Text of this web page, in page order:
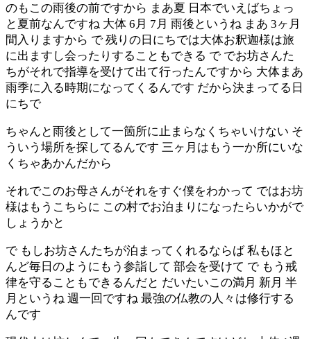
のもこの雨後の前ですから まあ夏 日本でいえばちょっ
と夏前なんですね 大体 6月 7月 雨後というね まあ 3ヶ月
間入りますから で 残りの日にちでは大体お釈迦様は旅
に出ますし会ったりすることもできる で でお坊さんた
ちがそれで指導を受けて出て行ったんですから 大体まあ
雨季に入る時期になってくるんです だから決まってる日
にちで
ちゃんと雨後として一箇所に止まらなくちゃいけない そ
ういう場所を探してるんです 三ヶ月はもう一か所にいな
くちゃあかんだから
それでこのお母さんがそれをすぐ僕をわかって ではお坊
様はもうこちらに この村でお泊まりになったらいかがで
しょうかと
で もしお坊さんたちが泊まってくれるならば 私もほと
んど毎日のようにもう参詣して 部会を受けて で もう戒
律を守ることもできるんだと だいたいこの満月 新月 半
月というね 週一回ですね 最強の仏教の人々は修行する
んです